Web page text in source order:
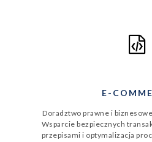
E-
Doradztwo prawne i
Wsparcie bezpiecznych
przepisami i optymalizacja